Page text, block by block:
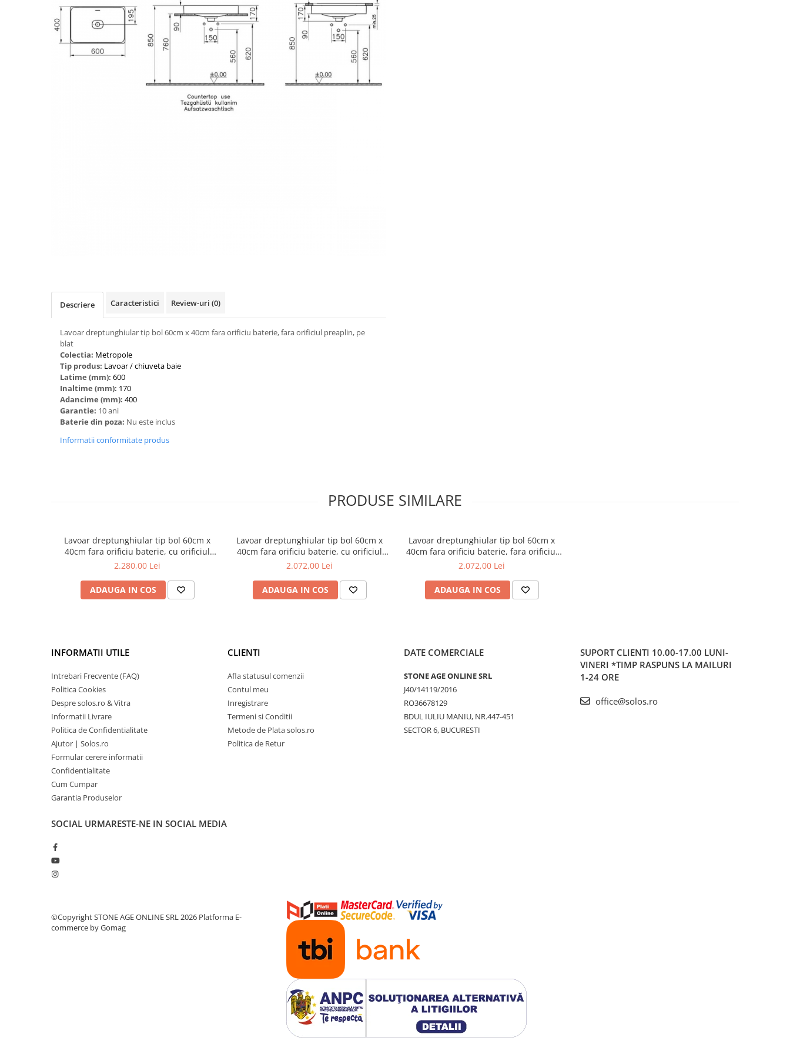
Descriere Caracteristici Review-uri (0)
Lavoar dreptunghiular tip bol 60cm x 40cm fara orificiu baterie, fara orificiul preaplin, pe
blat
Colectia: Metropole
Tip produs: ‎Lavoar / chiuveta baie
Latime (mm): 600
Inaltime (mm): 170
Adancime (mm): 400
Garantie: 10 ani
Baterie din poza: Nu este inclus
Informatii conformitate produs
PRODUSE SIMILARE
Lavoar dreptunghiular tip bol 60cm x
40cm fara orificiu baterie, cu orificiul
preaplin, pe blat | 7535B076-0673
2.280,00 Lei
ADAUGA IN COS
Lavoar dreptunghiular tip bol 60cm x
40cm fara orificiu baterie, cu orificiul
preaplin, sub blat | 7535B076-1082
2.072,00 Lei
ADAUGA IN COS
Lavoar dreptunghiular tip bol 60cm x
40cm fara orificiu baterie, fara orificiul
preaplin, sub blat | 7535B076-1083
2.072,00 Lei
ADAUGA IN COS
INFORMATII UTILE
Intrebari Frecvente (FAQ)
Politica Cookies
Despre solos.ro & Vitra
Informatii Livrare
Politica de Confidentialitate
Ajutor | Solos.ro
Formular cerere informatii
Confidentialitate
Cum Cumpar
Garantia Produselor
CLIENTI
Afla statusul comenzii
Contul meu
Inregistrare
Termeni si Conditii
Metode de Plata solos.ro
Politica de Retur
DATE COMERCIALE
STONE AGE ONLINE SRL
J40/14119/2016
RO36678129
BDUL IULIU MANIU, NR.447-451
SECTOR 6, BUCURESTI
SUPORT CLIENTI 10.00-17.00 LUNI-
VINERI *TIMP RASPUNS LA MAILURI
1-24 ORE
office@solos.ro
SOCIAL URMARESTE-NE IN SOCIAL MEDIA
©Copyright STONE AGE ONLINE SRL 2026 Platforma E-
commerce by Gomag